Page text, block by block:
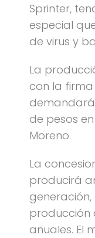
Sprinter,
especial
de virus y
La
con la
demandará
de pesos
Moreno.
La
producirá
producción
anuales. El